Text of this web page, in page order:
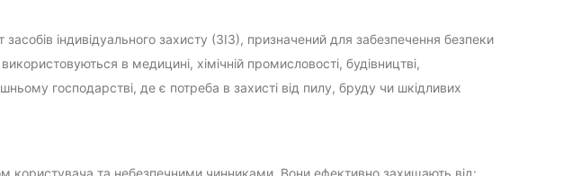
індивідуального захисту (ЗІЗ), призначений для забезпечення безпеки
в медицині, хімічній промисловості, будівництві,
господарстві, де є потреба в захисті від пилу, бруду чи шкідливих